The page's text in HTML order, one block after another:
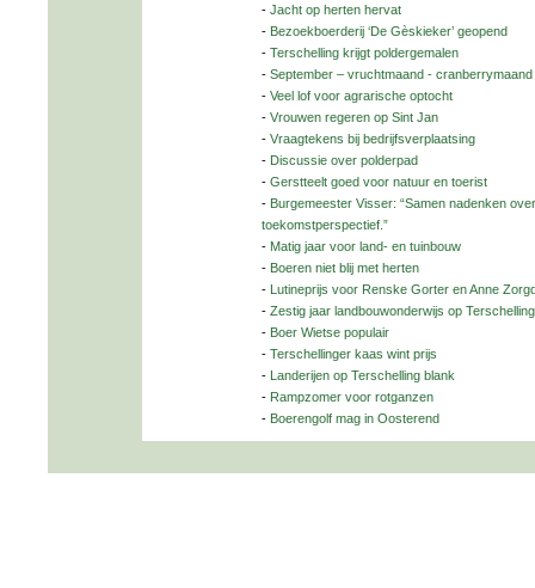
- Jacht op herten hervat
- Bezoekboerderij ‘De Gèskieker’ geopend
- Terschelling krijgt poldergemalen
- September – vruchtmaand - cranberrymaand
- Veel lof voor agrarische optocht
- Vrouwen regeren op Sint Jan
- Vraagtekens bij bedrijfsverplaatsing
- Discussie over polderpad
- Gerstteelt goed voor natuur en toerist
- Burgemeester Visser: “Samen nadenken
toekomstperspectief.”
- Matig jaar voor land- en tuinbouw
- Boeren niet blij met herten
- Lutineprijs voor Renske Gorter en Anne
- Zestig jaar landbouwonderwijs op Terschelling
- Boer Wietse populair
- Terschellinger kaas wint prijs
- Landerijen op Terschelling blank
- Rampzomer voor rotganzen
- Boerengolf mag in Oosterend